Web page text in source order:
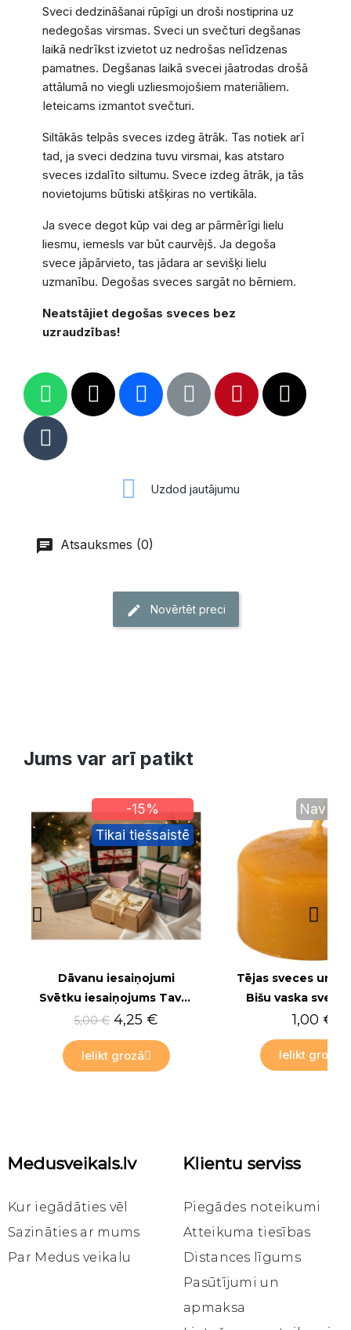
Sveci dedzināšanai rūpīgi un droši nostiprina uz
nedegošas virsmas. Sveci un svečturi degšanas
laikā nedrīkst izvietot uz nedrošas nelīdzenas
pamatnes. Degšanas laikā svecei jāatrodas drošā
attālumā no viegli uzliesmojošiem materiāliem.
Ieteicams izmantot svečturi.
Siltākās telpās sveces izdeg ātrāk. Tas notiek arī
tad, ja sveci dedzina tuvu virsmai, kas atstaro
sveces izdalīto siltumu. Svece izdeg ātrāk, ja tās
novietojums būtiski atšķiras no vertikāla.
Ja svece degot kūp vai deg ar pārmērīgi lielu
liesmu, iemesls var būt caurvējš. Ja degoša
svece jāpārvieto, tas jādara ar sevišķi lielu
uzmanību. Degošas sveces sargāt no bērniem.
Neatstājiet degošas sveces bez
uzraudzības!
Uzdod jautājumu
Atsauksmes (0)
Novērtēt preci
Jums var arī patikt
Ātrais skats
-15%
Tikai tiešsaistē
Dāvanu iesaiņojumi
Svētku iesaiņojums Tavam pirkumam
5,00 € 4,25 €
Ielikt grozā
Ātrais skats
Nav
Bišu vaska svece
1,00 €
Ielikt grozā
Medusveikals.lv
Kur iegādāties vēl
Sazināties ar mums
Par Medus veikalu
Klientu serviss
Piegādes noteikumi
Atteikuma tiesības
Distances līgums
Pasūtījumi un
apmaksa